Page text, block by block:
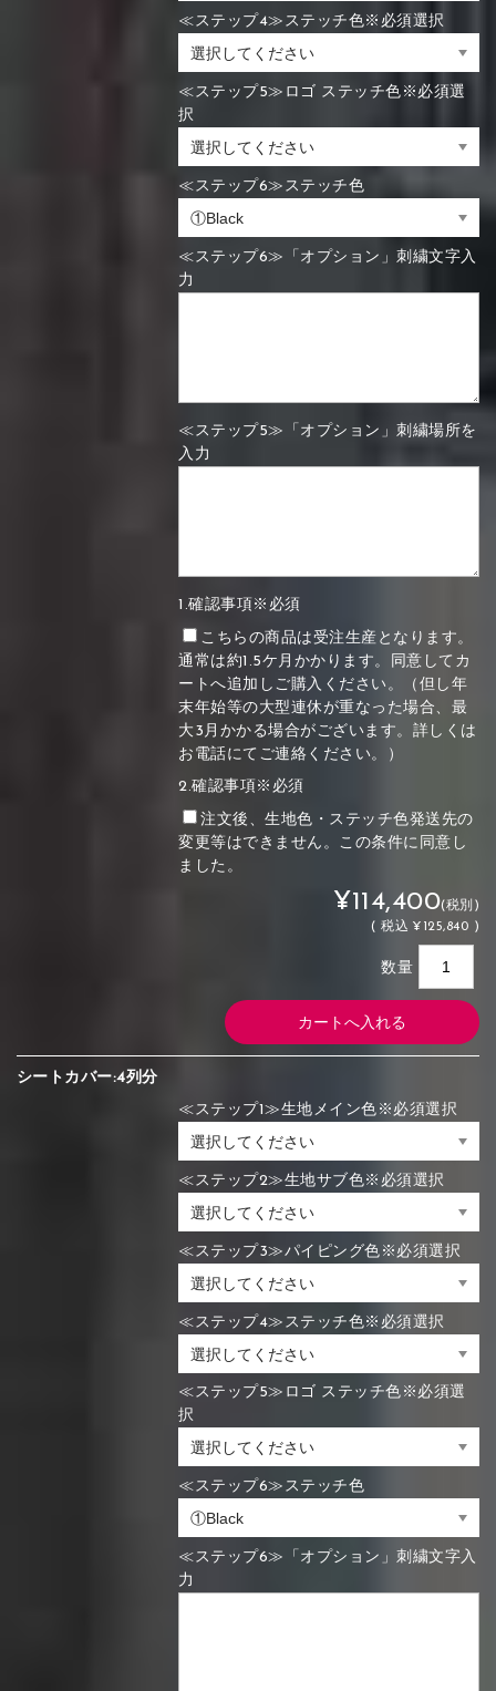
≪ステップ4≫ステッチ色※必須選択
≪ステップ5≫ロゴ ステッチ色※必須選
択
≪ステップ6≫ステッチ色
≪ステップ6≫「オプション」刺繍文字入
力
≪ステップ5≫「オプション」刺繍場所を
入力
1.確認事項※必須
こちらの商品は受注生産となります。
通常は約1.5ケ月かかります。同意してカ
ートへ追加しご購入ください。（但し年
末年始等の大型連休が重なった場合、最
大3月かかる場合がございます。詳しくは
お電話にてご連絡ください。）
2.確認事項※必須
注文後、生地色・ステッチ色発送先の
変更等はできません。この条件に同意し
ました。
¥114,400(税別)
(税込 ¥125,840 )
数量
シートカバー:4列分
≪ステップ1≫生地メイン色※必須選択
≪ステップ2≫生地サブ色※必須選択
≪ステップ3≫パイピング色※必須選択
≪ステップ4≫ステッチ色※必須選択
≪ステップ5≫ロゴ ステッチ色※必須選
択
≪ステップ6≫ステッチ色
≪ステップ6≫「オプション」刺繍文字入
力